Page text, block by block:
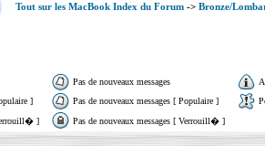
Tout sur les MacBook Index du Forum-> Bronze/
Pas de nouveaux messages
]
Pas de nouveaux messages [ Populaire ]
]
Pas de nouveaux messages [ Verrouill� ]